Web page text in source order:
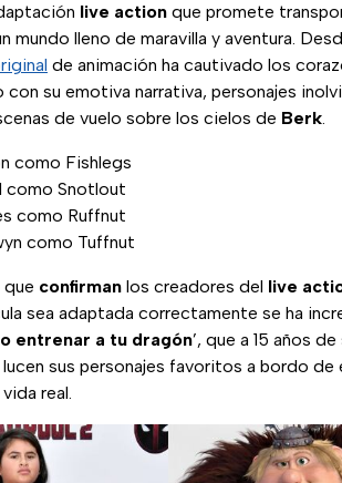
live action que promete
mundo lleno de maravilla y aventura.
de animación ha cautivado los
su emotiva narrativa, personajes
de vuelo sobre los cielos de Berk.
como Fishlegs
como Snotlout
como Ruffnut
como Tuffnut
que confirman los creadores del live
sea adaptada correctamente se ha
entrenar a tu dragón’, que a 15 años
sus personajes favoritos a bordo de
real.